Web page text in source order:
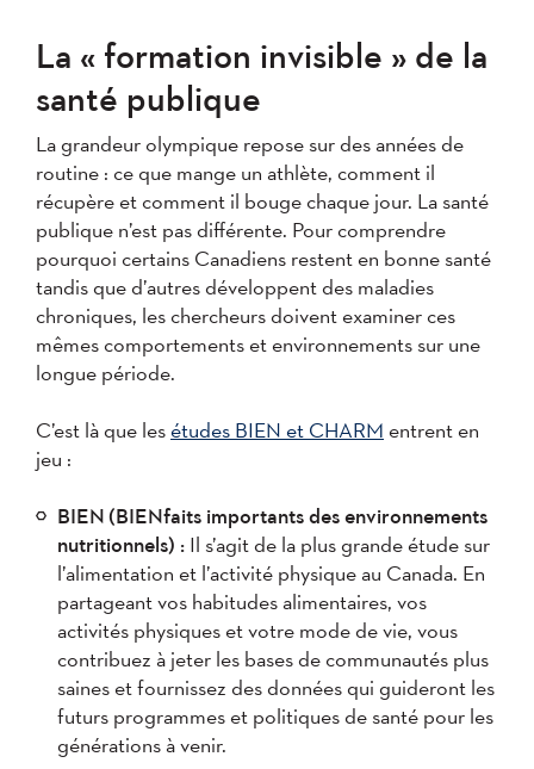
La « formation invisible » de la
santé publique
La grandeur olympique repose sur des années de
routine : ce que mange un athlète, comment il
récupère et comment il bouge chaque jour. La santé
publique n’est pas différente. Pour comprendre
pourquoi certains Canadiens restent en bonne santé
tandis que d’autres développent des maladies
chroniques, les chercheurs doivent examiner ces
mêmes comportements et environnements sur une
longue période.
C’est là que lesétudes BIEN et CHARM entrent en
jeu :
BIEN (BIENfaits importants des environnements
nutritionnels) : Il s’agit de la plus grande étude sur
l’alimentation et l’activité physique au Canada. En
partageant vos habitudes alimentaires, vos
activités physiques et votre mode de vie, vous
contribuez à jeter les bases de communautés plus
saines et fournissez des données qui guideront les
futurs programmes et politiques de santé pour les
générations à venir.